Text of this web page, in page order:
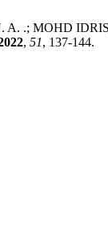
.; MOHD
, 51, 137-144.